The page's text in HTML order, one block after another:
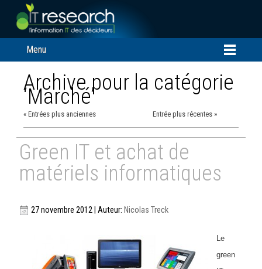
Menu
Archive pour la catégorie
‘Marché’
« Entrées plus anciennes Entrée plus récentes »
Green IT et achat de
matériels informatiques
27 novembre 2012 | Auteur: Nicolas Treck
Le
green